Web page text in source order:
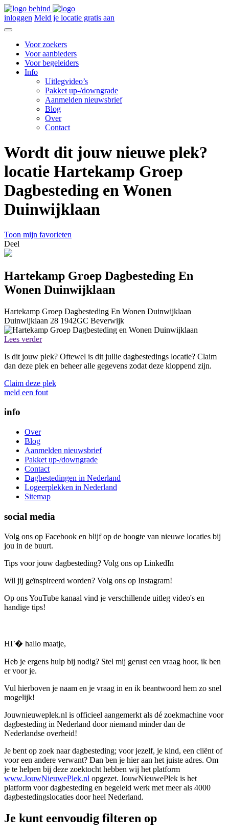
inloggen Meld je locatie gratis aan
Voor zoekers
Voor aanbieders
Voor begeleiders
Info
Uitlegvideo’s
Pakket up-/downgrade
Aanmelden nieuwsbrief
Blog
Over
Contact
Wordt dit jouw nieuwe plek?
locatie Hartekamp Groep
Dagbesteding en Wonen
Duinwijklaan
Toon mijn favorieten
Deel
Hartekamp Groep Dagbesteding En
Wonen Duinwijklaan
Hartekamp Groep Dagbesteding En Wonen Duinwijklaan
Duinwijklaan 28 1942GC Beverwijk
Lees verder
Is dit jouw plek? Oftewel is dit jullie dagbestedings locatie? Claim
dan deze plek en beheer alle gegevens zodat deze kloppend zijn.
Claim deze plek
meld een fout
info
Over
Blog
Aanmelden nieuwsbrief
Pakket up-/downgrade
Contact
Dagbestedingen in Nederland
Logeerplekken in Nederland
Sitemap
social media
Volg ons op Facebook en blijf op de hoogte van nieuwe locaties bij
jou in de buurt.
Tips voor jouw dagbesteding? Volg ons op LinkedIn
Wil jij geïnspireerd worden? Volg ons op Instagram!
Op ons YouTube kanaal vind je verschillende uitleg video's en
handige tips!
HГ� hallo maatje,
Heb je ergens hulp bij nodig? Stel mij gerust een vraag hoor, ik ben
er voor je.
Vul hierboven je naam en je vraag in en ik beantwoord hem zo snel
mogelijk!
Jouwnieuweplek.nl is officieel aangemerkt als dé zoekmachine voor
dagbesteding in Nederland door niemand minder dan de
Nederlandse overheid!
Je bent op zoek naar dagbesteding; voor jezelf, je kind, een cliënt of
voor een andere verwant? Dan ben je hier aan het juiste adres. Om
je te helpen bij deze zoektocht hebben wij het platform
www.JouwNieuwePlek.nl opgezet. JouwNieuwePlek is het
platform voor dagbesteding en begeleid werk met meer als 4000
dagbestedingslocaties door heel Nederland.
Je kunt eenvoudig filteren op